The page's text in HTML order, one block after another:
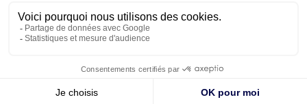
Le pape en Uruguay, Argentine et
Pérou du 6 au 17 novembre 2026
© KTO 2026 — Mentions légales